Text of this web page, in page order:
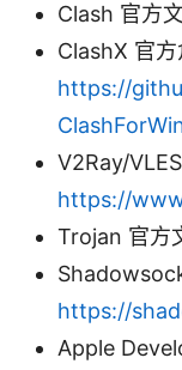
Clash 官方
ClashX 官
https://
V2Ray/
https://
Trojan 官方
https://
Apple